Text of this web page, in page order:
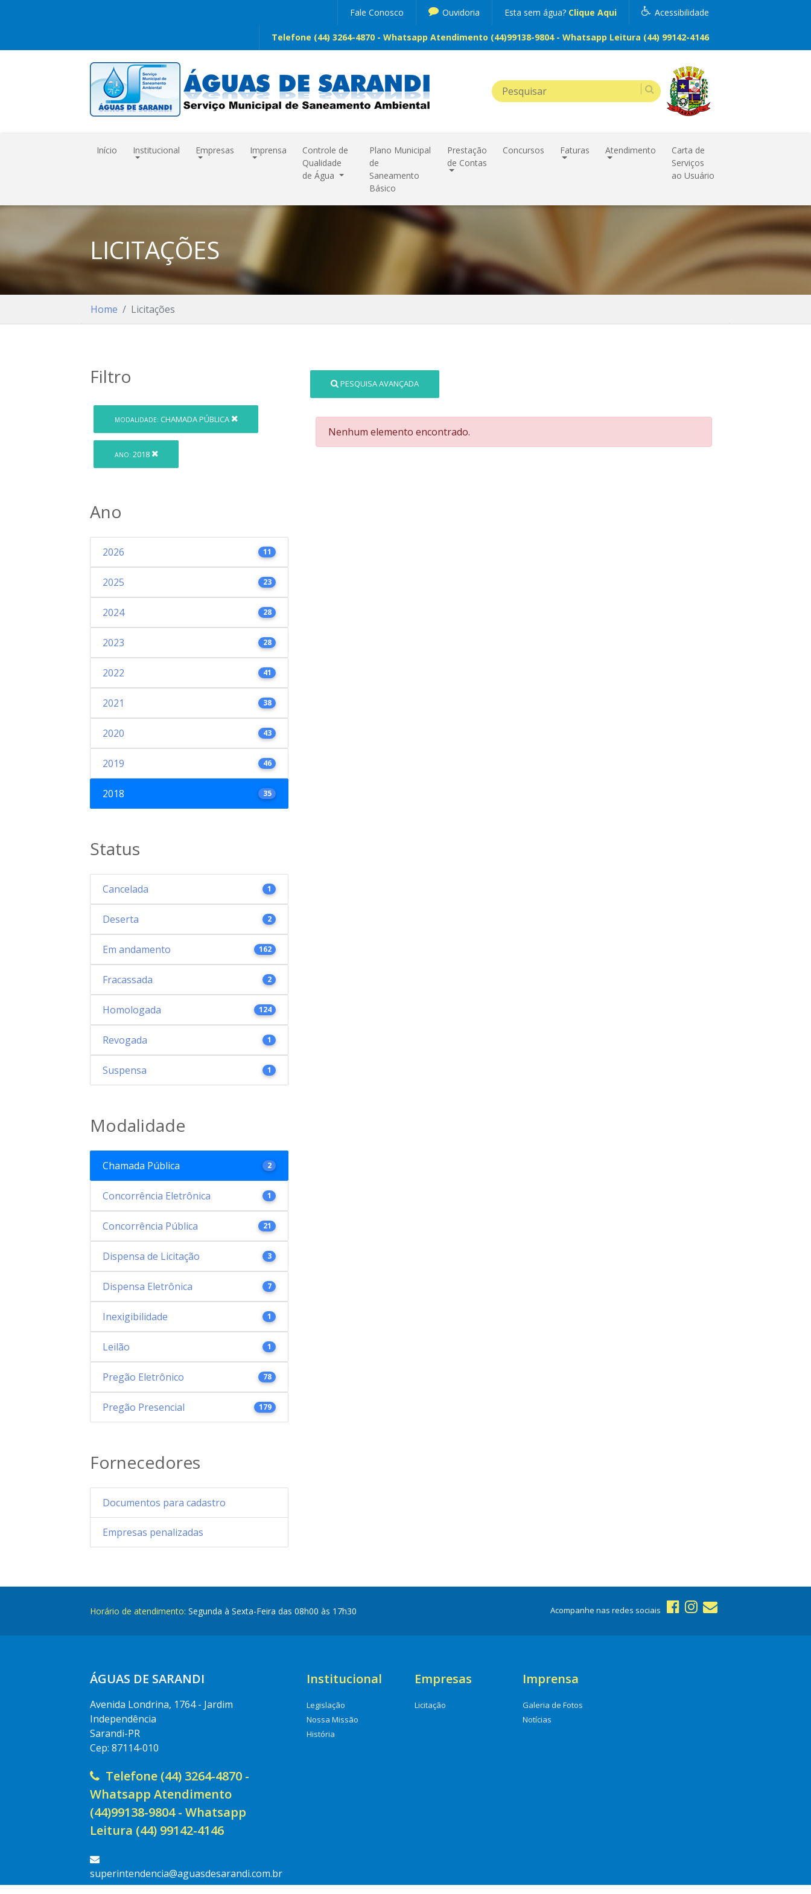
Acessibilidade
Esta sem água? Clique Aqui
Ouvidoria
Fale Conosco
Telefone (44) 3264-4870 - Whatsapp Atendimento (44)99138-9804 - Whatsapp Leitura (44) 99142-4146
Início Institucional Empresas Imprensa
Controle de
Qualidade
de Água
Plano Municipal
de
Saneamento
Básico
Prestação
de Contas
Concursos Faturas Atendimento
Carta de
Serviços
ao Usuário
LICITAÇÕES
Home Licitações
Filtro
MODALIDADE: CHAMADA PÚBLICA
ANO: 2018
Ano
2026 11
2025 23
2024 28
2023 28
2022 41
2021 38
2020 43
2019 46
2018 35
Status
Cancelada 1
Deserta 2
Em andamento 162
Fracassada 2
Homologada 124
Revogada 1
Suspensa 1
Modalidade
Chamada Pública 2
Concorrência Eletrônica 1
Concorrência Pública 21
Dispensa de Licitação 3
Dispensa Eletrônica 7
Inexigibilidade 1
Leilão 1
Pregão Eletrônico 78
Pregão Presencial 179
Fornecedores
Documentos para cadastro
Empresas penalizadas
PESQUISA AVANÇADA
Nenhum elemento encontrado.
Horário de atendimento: Segunda à Sexta-Feira das 08h00 às 17h30 Acompanhe nas redes sociais
ÁGUAS DE SARANDI
Avenida Londrina, 1764 - Jardim
Independência
Sarandi-PR
Cep: 87114-010
Telefone (44) 3264-4870 -
Whatsapp Atendimento
(44)99138-9804 - Whatsapp
Leitura (44) 99142-4146
superintendencia@aguasdesarandi.com.br
Institucional
Legislação
Nossa Missão
História
Empresas
Licitação
Imprensa
Galeria de Fotos
Notícias